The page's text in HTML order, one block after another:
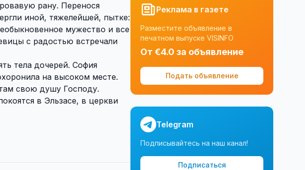
рану. Перенося
иной, тяжелейшей, пытке:
мужество и все
с радостью встречали
тела дочерей. София
на высоком месте.
свою душу Господу.
в Эльзасе, в церкви
Реклама в газете
Разместите объявление в
печатном выпуске VISINFO
От €4.0 за объявление
Подать объявление
Telegram
Подписывайтесь на наш канал!
Подписаться